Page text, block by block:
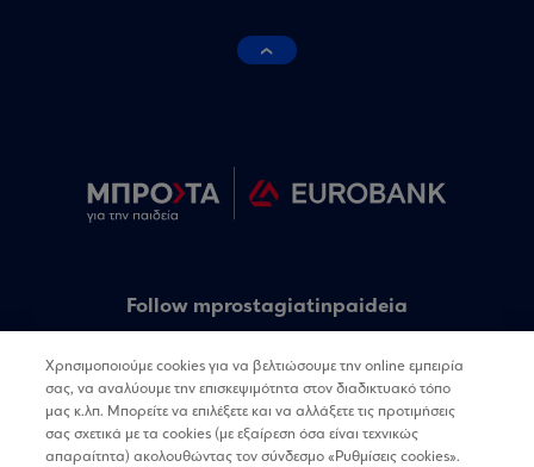
Follow mprostagiatinpaideia
Follow linq
Χρησιμοποιούμε cookies για να βελτιώσουμε την online εμπειρία
σας, να αναλύουμε την επισκεψιμότητα στον διαδικτυακό τόπο
μας κ.λπ. Μπορείτε να επιλέξετε και να αλλάξετε τις προτιμήσεις
σας σχετικά με τα cookies (με εξαίρεση όσα είναι τεχνικώς
απαραίτητα) ακολουθώντας τον σύνδεσμο «Ρυθμίσεις cookies».